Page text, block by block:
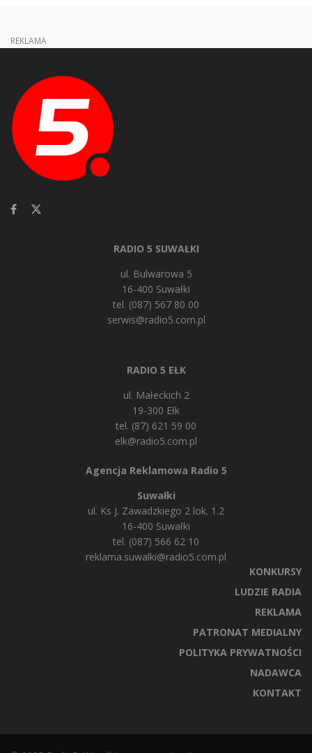
REKLAMA
RADIO 5 SUWAŁKI
ul. Bulwarowa 5
16-400 Suwałki
tel. (087) 567 80 00
serwis@radio5.com.pl
RADIO 5 EŁK
ul. Małeckich 2
19-300 Ełk
tel. (87) 621 59 00
elk@radio5.com.pl
Agencja Reklamowa Radio 5
Suwałki
ul. Ks J. Zawadzkiego 2 lok. 1.2
16-400 Suwałki
tel. (087) 566 62 10
reklama.suwalki@radio5.com.pl
KONKURSY
LUDZIE RADIA
REKLAMA
PATRONAT MEDIALNY
POLITYKA PRYWATNOŚCI
NADAWCA
KONTAKT